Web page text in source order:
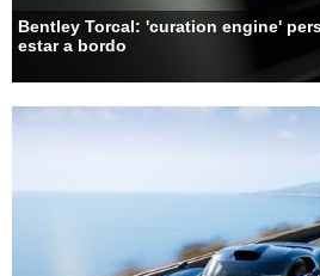
Bentley Torcal: 'curation engine'
estar a bordo